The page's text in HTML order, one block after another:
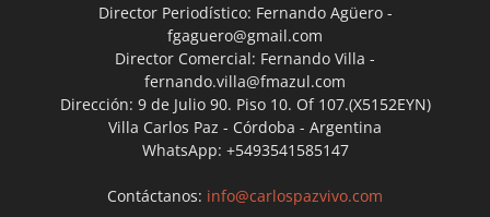
Director Periodístico: Fernando Agüero -
fgaguero@gmail.com
Director Comercial: Fernando Villa -
fernando.villa@fmazul.com
Dirección: 9 de Julio 90. Piso 10. Of 107.(X5152EYN)
Villa Carlos Paz - Córdoba - Argentina
WhatsApp: +5493541585147
Contáctanos: info@carlospazvivo.com